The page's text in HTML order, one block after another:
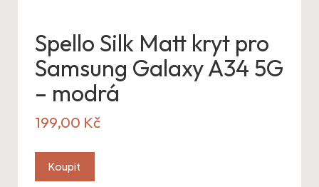
Spello Silk Matt kryt pro
Samsung Galaxy A34 5G
– modrá
199,00 Kč
Koupit